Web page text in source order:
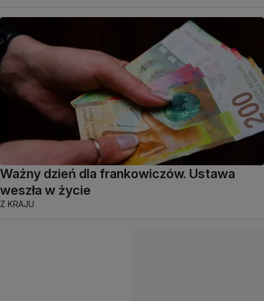
Ważny dzień dla frankowiczów. Ustawa
weszła w życie
Z KRAJU